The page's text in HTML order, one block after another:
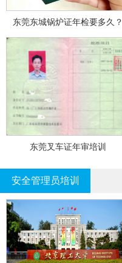
东莞东城锅炉证年检要多久？
东莞叉车证年审培训
安全管理员培训